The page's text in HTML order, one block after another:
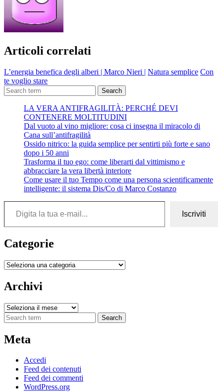
Articoli correlati
L’energia benefica degli alberi | Marco Nieri | Natura semplice Con
te voglio stare
Search
LA VERA ANTIFRAGILITÀ: PERCHÉ DEVI
CONTENERE MOLTITUDINI
Dal vuoto al vino migliore: cosa ci insegna il miracolo di
Cana sull’antifragilità
Ossido nitrico: la guida semplice per sentirti più forte e sano
dopo i 50 anni
Trasforma il tuo ego: come liberarti dal vittimismo e
abbracciare la vera libertà interiore
Come usare il tuo Tempo come una persona scientificamente
intelligente: il sistema Dis/Co di Marco Costanzo
Digita la tua e-mail...
Iscriviti
Categorie
Categorie
Archivi
Archivi
Search
Meta
Accedi
Feed dei contenuti
Feed dei commenti
WordPress.org